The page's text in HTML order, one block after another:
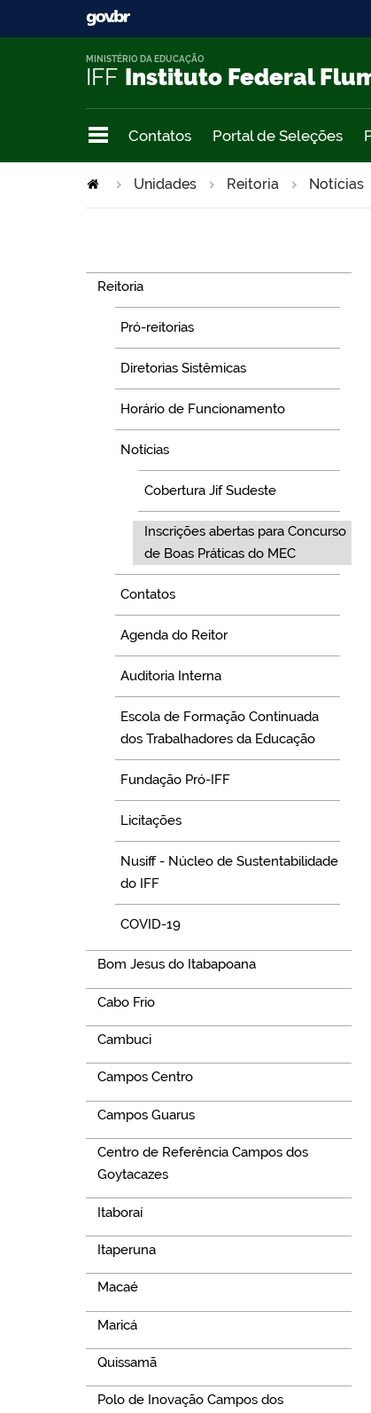
IFF Instituto Federal
MINISTÉRIO DA EDUCAÇÃO
Contatos Portal de Seleções
Unidades Reitoria Notícias
Reitoria
Pró-reitorias
Diretorias Sistêmicas
Horário de Funcionamento
Notícias
Cobertura Jif Sudeste
Inscrições abertas para Concurso
de Boas Práticas do MEC
Contatos
Agenda do Reitor
Auditoria Interna
Escola de Formação Continuada
dos Trabalhadores da Educação
Fundação Pró-IFF
Licitações
Nusiff - Núcleo de Sustentabilidade
do IFF
COVID-19
Bom Jesus do Itabapoana
Cabo Frio
Cambuci
Campos Centro
Campos Guarus
Centro de Referência Campos dos
Goytacazes
Itaboraí
Itaperuna
Macaé
Maricá
Quissamã
Polo de Inovação Campos dos